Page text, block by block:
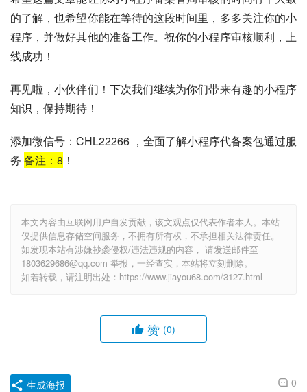
的了解，也希望你能在等待的这段时间里，多多关注你的小
程序，并做好其他的准备工作。祝你的小程序审核顺利，上
线成功！
再见啦，小伙伴们！下次我们继续为你们带来有趣的小程序
知识，保持期待！
添加微信号：CHL22266 ，全面了解小程序代备案包通过服
务 备注： 8 ！
本文内容由互联网用户自发贡献，该文观点仅代表作者本人。本站
仅提供信息存储空间服务，不拥有所有权，不承担相关法律责任。
如发现本站有涉嫌抄袭侵权/违法违规的内容， 请发送邮件至
1803629686@qq.com 举报，一经查实，本站将立刻删除。
如若转载，请注明出处：https://www.jiayou68.com/3127.html
赞 (0)
0
生成海报